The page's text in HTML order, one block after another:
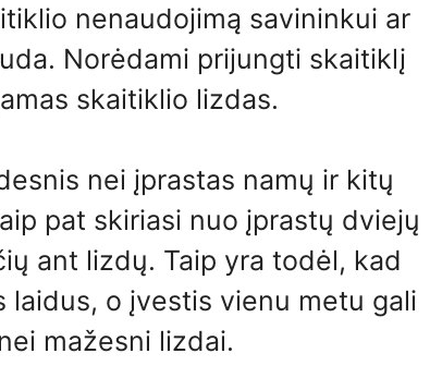
nenaudojimą savininkui ar
Norėdami prijungti skaitiklį
skaitiklio lizdas.
nei įprastas namų ir kitų
pat skiriasi nuo įprastų dviejų
ant lizdų. Taip yra todėl, kad
o įvestis vienu metu gali
mažesni lizdai.